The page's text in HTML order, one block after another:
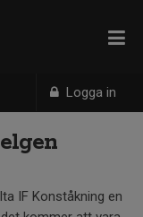
Logga in
IF Konståkning en